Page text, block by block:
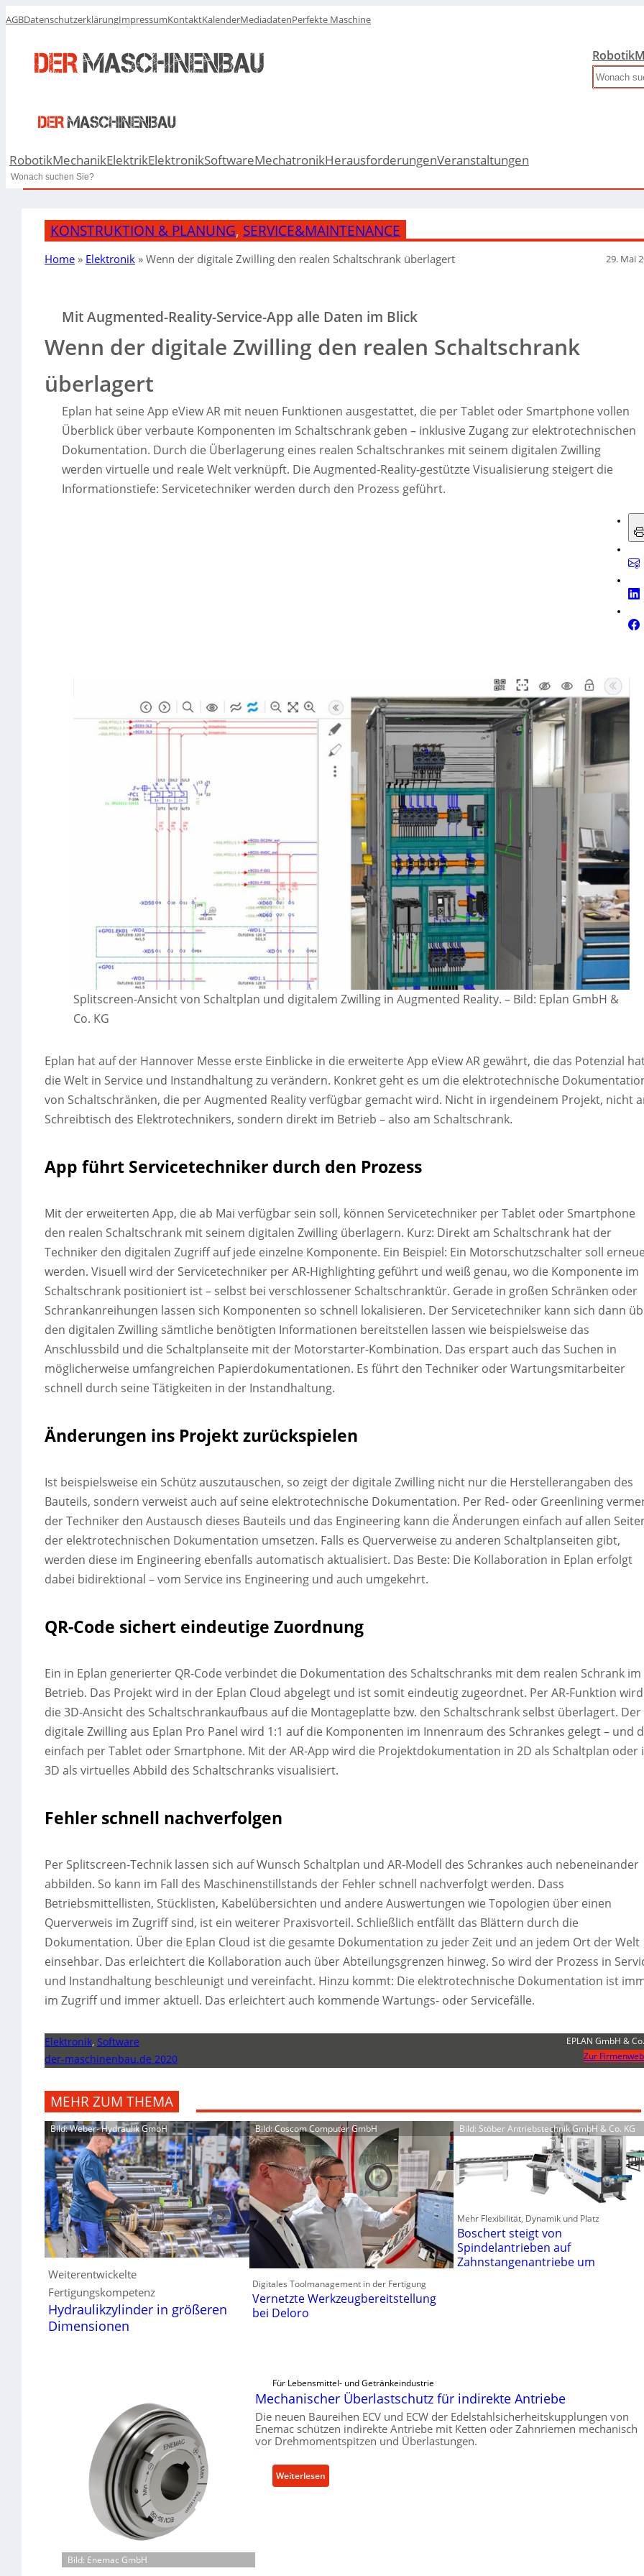
AGBDatenschutzerklärungImpressumKontaktKalenderMediadatenPerfekte Maschine
Robotik
Search
RobotikMechanikElektrikElektronikSoftwareMechatronikHerausforderungenVeranstaltungen
Search
KONSTRUKTION & PLANUNG, SERVICE&MAINTENANCE
Home» Elektronik» Wenn der digitale Zwilling den realen Schaltschrank überlagert 29. Mai
Mit Augmented-Reality-Service-App alle Daten im Blick
Wenn der digitale Zwilling den realen Schaltschrank
überlagert
Eplan hat seine App eView AR mit neuen Funktionen ausgestattet, die per Tablet oder Smartphone vollen
Überblick über verbaute Komponenten im Schaltschrank geben – inklusive Zugang zur elektrotechnischen
Dokumentation. Durch die Überlagerung eines realen Schaltschrankes mit seinem digitalen Zwilling
werden virtuelle und reale Welt verknüpft. Die Augmented-Reality-gestützte Visualisierung steigert die
Informationstiefe: Servicetechniker werden durch den Prozess geführt.
Splitscreen-Ansicht von Schaltplan und digitalem Zwilling in Augmented Reality. – Bild: Eplan GmbH &
Co. KG
Eplan hat auf der Hannover Messe erste Einblicke in die erweiterte App eView AR gewährt, die das Potenzial
die Welt in Service und Instandhaltung zu verändern. Konkret geht es um die elektrotechnische
von Schaltschränken, die per Augmented Reality verfügbar gemacht wird. Nicht in irgendeinem Projekt, nicht
Schreibtisch des Elektrotechnikers, sondern direkt im Betrieb – also am Schaltschrank.
App führt Servicetechniker durch den Prozess
Mit der erweiterten App, die ab Mai verfügbar sein soll, können Servicetechniker per Tablet oder Smartphone
den realen Schaltschrank mit seinem digitalen Zwilling überlagern. Kurz: Direkt am Schaltschrank hat der
Techniker den digitalen Zugriff auf jede einzelne Komponente. Ein Beispiel: Ein Motorschutzschalter soll
werden. Visuell wird der Servicetechniker per AR-Highlighting geführt und weiß genau, wo die Komponente im
Schaltschrank positioniert ist – selbst bei verschlossener Schaltschranktür. Gerade in großen Schränken oder
Schrankanreihungen lassen sich Komponenten so schnell lokalisieren. Der Servicetechniker kann sich dann
den digitalen Zwilling sämtliche benötigten Informationen bereitstellen lassen wie beispielsweise das
Anschlussbild und die Schaltplanseite mit der Motorstarter-Kombination. Das erspart auch das Suchen in
möglicherweise umfangreichen Papierdokumentationen. Es führt den Techniker oder Wartungsmitarbeiter
schnell durch seine Tätigkeiten in der Instandhaltung.
Änderungen ins Projekt zurückspielen
Ist beispielsweise ein Schütz auszutauschen, so zeigt der digitale Zwilling nicht nur die Herstellerangaben des
Bauteils, sondern verweist auch auf seine elektrotechnische Dokumentation. Per Red- oder Greenlining
der Techniker den Austausch dieses Bauteils und das Engineering kann die Änderungen einfach auf allen
der elektrotechnischen Dokumentation umsetzen. Falls es Querverweise zu anderen Schaltplanseiten gibt,
werden diese im Engineering ebenfalls automatisch aktualisiert. Das Beste: Die Kollaboration in Eplan erfolgt
dabei bidirektional – vom Service ins Engineering und auch umgekehrt.
QR-Code sichert eindeutige Zuordnung
Ein in Eplan generierter QR-Code verbindet die Dokumentation des Schaltschranks mit dem realen Schrank im
Betrieb. Das Projekt wird in der Eplan Cloud abgelegt und ist somit eindeutig zugeordnet. Per AR-Funktion wird
die 3D-Ansicht des Schaltschrankaufbaus auf die Montageplatte bzw. den Schaltschrank selbst überlagert. Der
digitale Zwilling aus Eplan Pro Panel wird 1:1 auf die Komponenten im Innenraum des Schrankes gelegt – und
einfach per Tablet oder Smartphone. Mit der AR-App wird die Projektdokumentation in 2D als Schaltplan oder
3D als virtuelles Abbild des Schaltschranks visualisiert.
Fehler schnell nachverfolgen
Per Splitscreen-Technik lassen sich auf Wunsch Schaltplan und AR-Modell des Schrankes auch nebeneinander
abbilden. So kann im Fall des Maschinenstillstands der Fehler schnell nachverfolgt werden. Dass
Betriebsmittellisten, Stücklisten, Kabelübersichten und andere Auswertungen wie Topologien über einen
Querverweis im Zugriff sind, ist ein weiterer Praxisvorteil. Schließlich entfällt das Blättern durch die
Dokumentation. Über die Eplan Cloud ist die gesamte Dokumentation zu jeder Zeit und an jedem Ort der Welt
einsehbar. Das erleichtert die Kollaboration auch über Abteilungsgrenzen hinweg. So wird der Prozess in
und Instandhaltung beschleunigt und vereinfacht. Hinzu kommt: Die elektrotechnische Dokumentation ist
im Zugriff und immer aktuell. Das erleichtert auch kommende Wartungs- oder Servicefälle.
Elektronik, Software
der-maschinenbau.de 2020
EPLAN GmbH &
Zur
MEHR ZUM THEMA
Bild: Weber- Hydraulik GmbH
Weiterentwickelte
Fertigungskompetenz
Hydraulikzylinder in größeren
Dimensionen
Bild: Coscom Computer GmbH
Digitales Toolmanagement in der Fertigung
Vernetzte Werkzeugbereitstellung
bei Deloro
Bild: Stöber Antriebstechnik GmbH & Co. KG
Mehr Flexibilität, Dynamik und Platz
Boschert steigt von
Spindelantrieben auf
Zahnstangenantriebe um
Bild: Enemac GmbH
Für Lebensmittel- und Getränkeindustrie
Mechanischer Überlastschutz für indirekte Antriebe
Die neuen Baureihen ECV und ECW der Edelstahlsicherheitskupplungen von
Enemac schützen indirekte Antriebe mit Ketten oder Zahnriemen mechanisch
vor Drehmomentspitzen und Überlastungen.
Weiterlesen:
M